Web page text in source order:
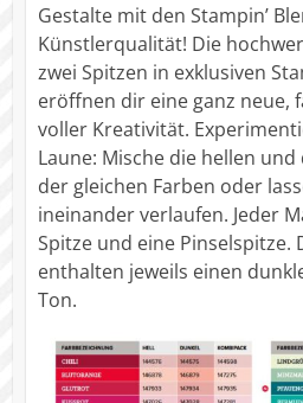
Gestalte mit den Stampin’
Künstlerqualität! Die
zwei Spitzen in exklusiven
eröffnen dir eine ganz neue,
voller Kreativität.
Laune: Mische die hellen
der gleichen Farben oder
ineinander verlaufen. Jeder
Spitze und eine Pinselspitze.
enthalten jeweils einen
Ton.